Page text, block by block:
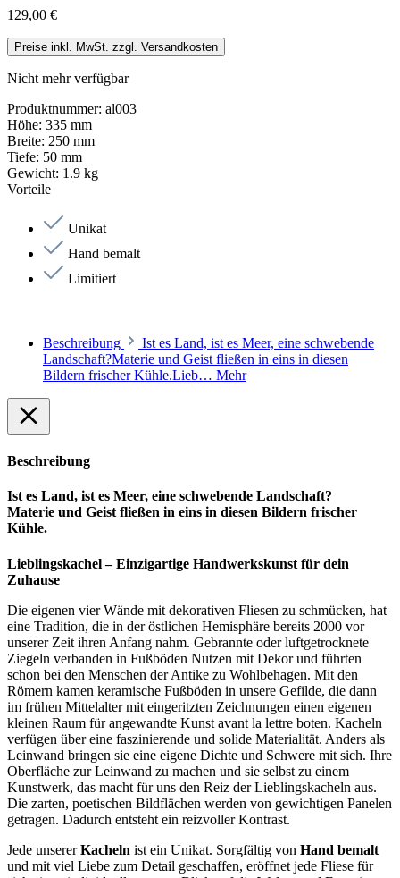
129,00 €
Preise inkl. MwSt. zzgl. Versandkosten
Nicht mehr verfügbar
Produktnummer: al003
Höhe: 335 mm
Breite: 250 mm
Tiefe: 50 mm
Gewicht: 1.9 kg
Vorteile
Unikat
Hand bemalt
Limitiert
Beschreibung
Ist es Land, ist es Meer, eine schwebende
Landschaft?Materie und Geist fließen in eins in diesen
Bildern frischer Kühle.Lieb… Mehr
Beschreibung
Ist es Land, ist es Meer, eine schwebende Landschaft?
Materie und Geist fließen in eins in diesen Bildern frischer
Kühle.
Lieblingskachel – Einzigartige Handwerkskunst für dein
Zuhause
Die eigenen vier Wände mit dekorativen Fliesen zu schmücken, hat
eine Tradition, die in der östlichen Hemisphäre bereits 2000 vor
unserer Zeit ihren Anfang nahm. Gebrannte oder luftgetrocknete
Ziegeln verbanden in Fußböden Nutzen mit Dekor und führten
schon bei den Menschen der Antike zu Wohlbehagen. Mit den
Römern kamen keramische Fußböden in unsere Gefilde, die dann
im frühen Mittelalter mit eingeritzten Zeichnungen einen eigenen
kleinen Raum für angewandte Kunst avant la lettre boten. Kacheln
verfügen über eine faszinierende und solide Materialität. Anders als
Leinwand bringen sie eine eigene Dichte und Schwere mit sich. Ihre
Oberfläche zur Leinwand zu machen und sie selbst zu einem
Kunstwerk, das macht für uns den Reiz der Lieblingskacheln aus.
Die zarten, poetischen Bildflächen werden von gewichtigen Panelen
getragen. Dadurch entsteht ein reizvoller Kontrast.
Jede unsererKacheln ist ein Unikat. Sorgfältig von Hand bemalt
und mit viel Liebe zum Detail geschaffen, eröffnet jede Fliese für